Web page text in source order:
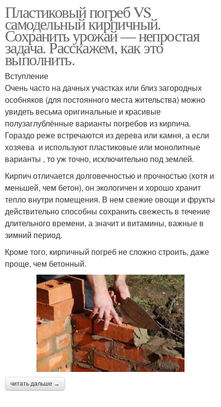
Пластиковый погреб VS
самодельный кирпичный.
Сохранить урожай — непростая
задача. Расскажем, как это
выполнить.
Вступление
Очень часто на дачных участках или близ загородных
особняков (для постоянного места жительства) можно
увидеть весьма оригинальные и красивые
полузаглублённые варианты погребов из кирпича.
Гораздо реже встречаются из дерева или камня, а если
хозяева и используют пластиковые или монолитные
варианты , то уж точно, исключительно под землей.
Кирпич отличается долговечностью и прочностью (хотя и
меньшей, чем бетон), он экологичен и хорошо хранит
тепло внутри помещения. В нем свежие овощи и фрукты
действительно способны сохранить свежесть в течение
длительного времени, а значит и витамины, важные в
зимний период.
Кроме того, кирпичный погреб не сложно строить, даже
проще, чем бетонный.
читать дальше →